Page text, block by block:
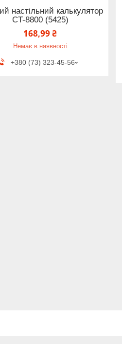
настільний калькулятор
CT-8800 (5425)
168,99 ₴
Немає в наявності
+380 (73) 323-45-56